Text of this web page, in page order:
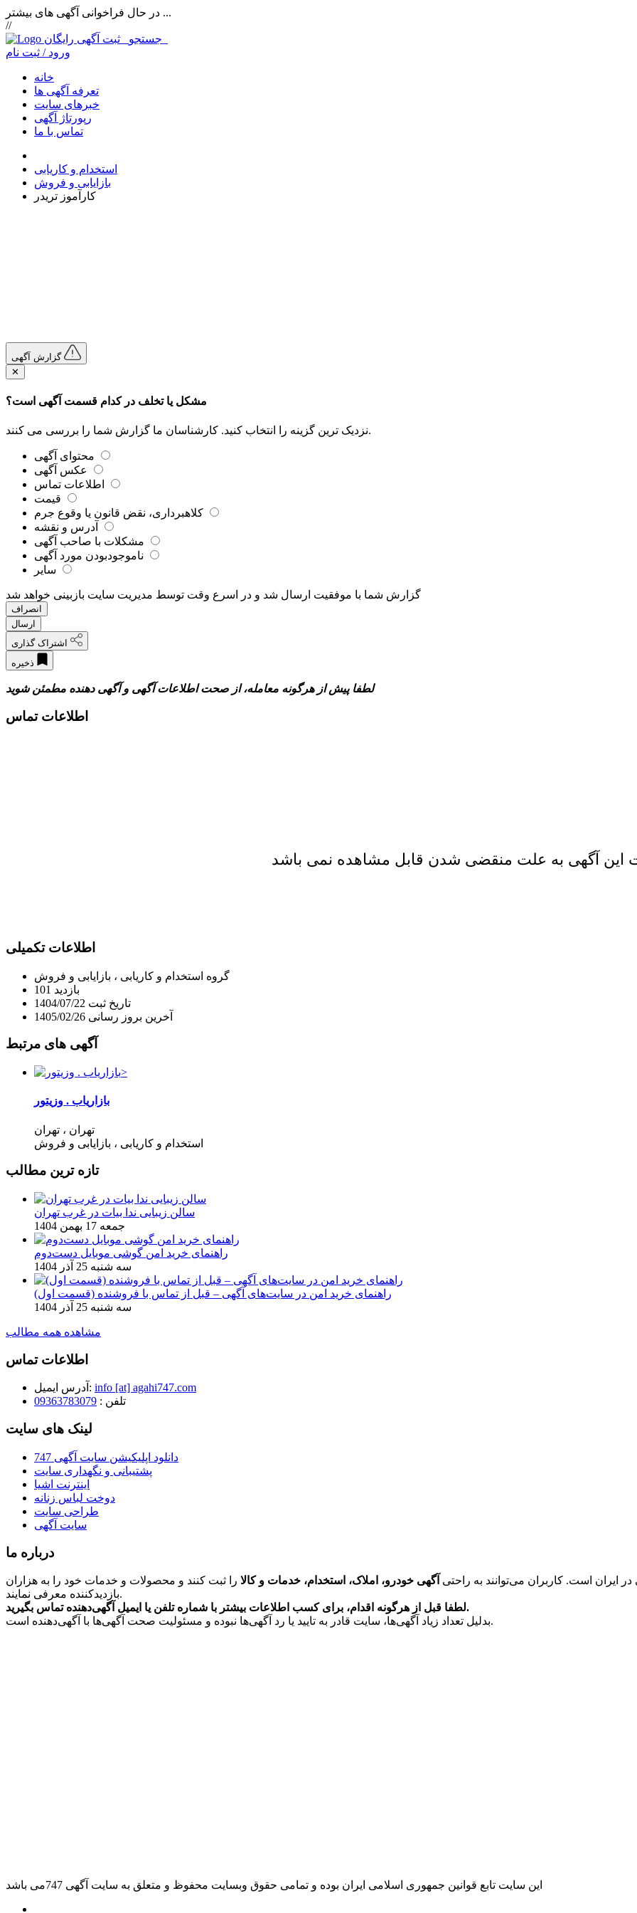
در حال فراخوانی آگهی های بیشتر ...
//
جستجو
ورود / ثبت نام
خانه
تعرفه آگهی ها
خبرهای سایت
رپورتاژ آگهی
تماس با ما
استخدام و کاریابی
بازایابی و فروش
کارآموز تریدر
گزارش آگهی
✕
مشکل یا تخلف در کدام قسمت آگهی است؟
نزدیک ترین گزینه را انتخاب کنید. کارشناسان ما گزارش شما را بررسی می کنند.
گزارش شما با موفقیت ارسال شد و در اسرع وقت توسط مدیریت سایت بازبینی خواهد شد
انصراف
ارسال
اشتراک گذاری
ذخیره
لطفا پیش از هرگونه معامله، از صحت اطلاعات آگهی و آگهی دهنده مطمئن شوید
اطلاعات تماس
این آگهی به علت منقضی شدن قابل مشاهده نمی باشد
اطلاعات تکمیلی
گروه استخدام و کاریابی ، بازایابی و فروش
بازدید 101
تاریخ ثبت 1404/07/22
آخرین بروز رسانی 1405/02/26
آگهی های مرتبط
بازاریاب . وزیتور
تهران ، تهران
استخدام و کاریابی ، بازایابی و فروش
تازه ترین مطالب
سالن زیبایی ندا بیات در غرب تهران
جمعه 17 بهمن 1404
راهنمای خرید امن گوشی موبایل دست‌دوم
سه شنبه 25 آذر 1404
راهنمای خرید امن در سایت‌های آگهی – قبل از تماس با فروشنده (قسمت اول)
سه شنبه 25 آذر 1404
مشاهده همه مطالب
اطلاعات تماس
آدرس ایمیل: info [at] agahi747.com
تلفن : 09363783079
لینک های سایت
دانلود اپلیکیشن سایت آگهی 747
پشتیبانی و نگهداری سایت
اینترنت اشیا
دوخت لباس زنانه
طراحی سایت
سایت آگهی
درباره ما
در ایران است. کاربران می‌توانند به راحتی آگهی خودرو، املاک، استخدام، خدمات و کالا را ثبت کنند و محصولات و خدمات خود را به هزاران
بازدیدکننده معرفی نمایند.
لطفا قبل از هرگونه اقدام، برای کسب اطلاعات بیشتر با شماره تلفن یا ایمیل آگهی‌دهنده تماس بگیرید.
بدلیل تعداد زیاد آگهی‌ها، سایت قادر به تایید یا رد آگهی‌ها نبوده و مسئولیت صحت آگهی‌ها با آگهی‌دهنده است.
این سایت تابع قوانین جمهوری اسلامی ایران بوده و تمامی حقوق وبسایت محفوظ و متعلق به سایت آگهی 747می باشد